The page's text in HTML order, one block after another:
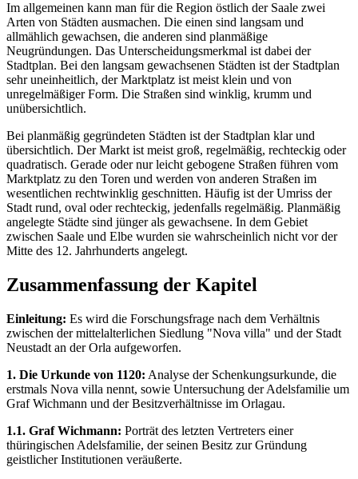
Im allgemeinen kann man für die Region östlich der Saale zwei
Arten von Städten ausmachen. Die einen sind langsam und
allmählich gewachsen, die anderen sind planmäßige
Neugründungen. Das Unterscheidungsmerkmal ist dabei der
Stadtplan. Bei den langsam gewachsenen Städten ist der Stadtplan
sehr uneinheitlich, der Marktplatz ist meist klein und von
unregelmäßiger Form. Die Straßen sind winklig, krumm und
unübersichtlich.
Bei planmäßig gegründeten Städten ist der Stadtplan klar und
übersichtlich. Der Markt ist meist groß, regelmäßig, rechteckig oder
quadratisch. Gerade oder nur leicht gebogene Straßen führen vom
Marktplatz zu den Toren und werden von anderen Straßen im
wesentlichen rechtwinklig geschnitten. Häufig ist der Umriss der
Stadt rund, oval oder rechteckig, jedenfalls regelmäßig. Planmäßig
angelegte Städte sind jünger als gewachsene. In dem Gebiet
zwischen Saale und Elbe wurden sie wahrscheinlich nicht vor der
Mitte des 12. Jahrhunderts angelegt.
Zusammenfassung der Kapitel
Einleitung: Es wird die Forschungsfrage nach dem Verhältnis
zwischen der mittelalterlichen Siedlung "Nova villa" und der Stadt
Neustadt an der Orla aufgeworfen.
1. Die Urkunde von 1120: Analyse der Schenkungsurkunde, die
erstmals Nova villa nennt, sowie Untersuchung der Adelsfamilie um
Graf Wichmann und der Besitzverhältnisse im Orlagau.
1.1. Graf Wichmann: Porträt des letzten Vertreters einer
thüringischen Adelsfamilie, der seinen Besitz zur Gründung
geistlicher Institutionen veräußerte.